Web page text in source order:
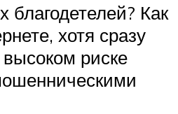
благодетелей? Как
хотя сразу
высоком риске